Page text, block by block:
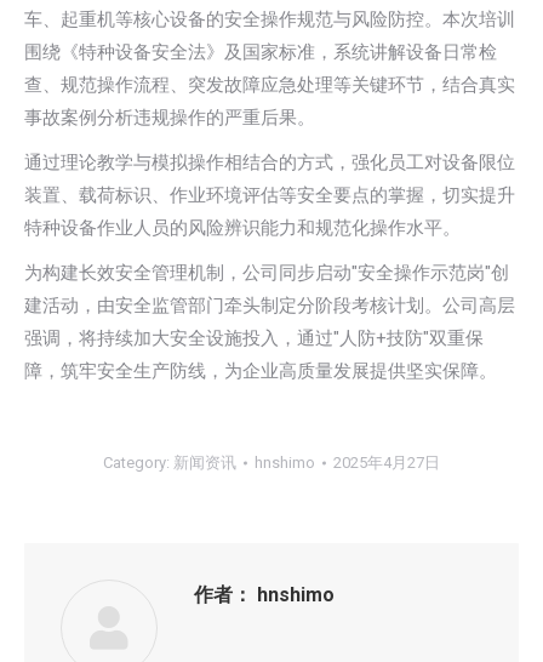
车、起重机等核心设备的安全操作规范与风险防控。本次培训
围绕《特种设备安全法》及国家标准，系统讲解设备日常检
查、规范操作流程、突发故障应急处理等关键环节，结合真实
事故案例分析违规操作的严重后果。
通过理论教学与模拟操作相结合的方式，强化员工对设备限位
装置、载荷标识、作业环境评估等安全要点的掌握，切实提升
特种设备作业人员的风险辨识能力和规范化操作水平。
为构建长效安全管理机制，公司同步启动"安全操作示范岗"创
建活动，由安全监管部门牵头制定分阶段考核计划。公司高层
强调，将持续加大安全设施投入，通过"人防+技防"双重保
障，筑牢安全生产防线，为企业高质量发展提供坚实保障。
Category: 新闻资讯 hnshimo 2025年4月27日
作者： hnshimo